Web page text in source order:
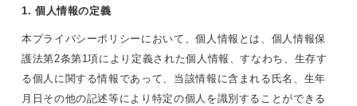
1. 個人情報の定義
本プライバシーポリシーにおいて、個人情報とは、個人情報保
護法第2条第1項により定義された個人情報、すなわち、生存す
る個人に関する情報であって、当該情報に含まれる氏名、生年
月日その他の記述等により特定の個人を識別することができる